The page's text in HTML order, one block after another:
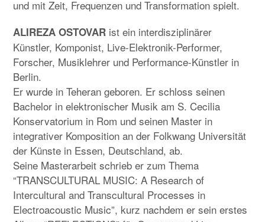
und mit Zeit, Frequenzen und Transformation spielt.
ALIREZA OSTOVAR ist ein interdisziplinärer
Künstler, Komponist, Live-Elektronik-Performer,
Forscher, Musiklehrer und Performance-Künstler in
Berlin.
Er wurde in Teheran geboren. Er schloss seinen
Bachelor in elektronischer Musik am S. Cecilia
Konservatorium in Rom und seinen Master in
integrativer Komposition an der Folkwang Universität
der Künste in Essen, Deutschland, ab.
Seine Masterarbeit schrieb er zum Thema
“TRANSCULTURAL MUSIC: A Research of
Intercultural and Transcultural Processes in
Electroacoustic Music”, kurz nachdem er sein erstes